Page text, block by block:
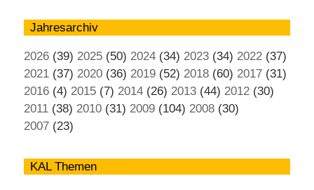
Jahresarchiv
2026 (39) 2025 (50) 2024 (34) 2023 (34) 2022 (37)
2021 (37) 2020 (36) 2019 (52) 2018 (60) 2017 (31)
2016 (4) 2015 (7) 2014 (26) 2013 (44) 2012 (30)
2011 (38) 2010 (31) 2009 (104) 2008 (30)
2007 (23)
KAL Themen